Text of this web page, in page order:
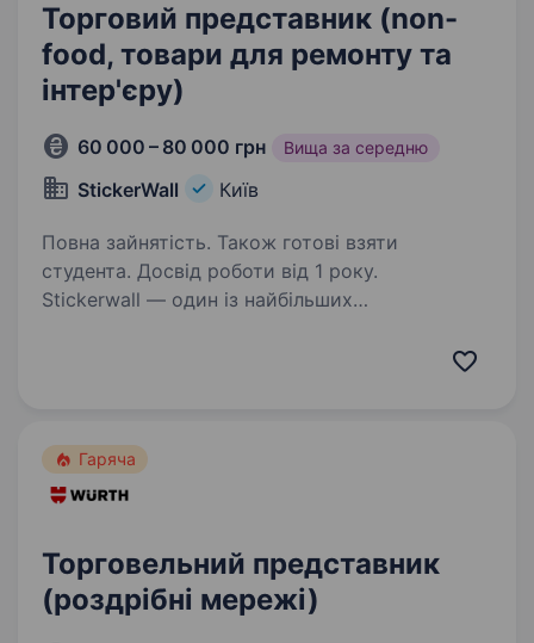
Торговий представник (non-
food, товари для ремонту та
інтер'єру)
60 000 – 80 000 грн Вища за середню
StickerWall Київ
Повна зайнятість. Також готові взяти
студента. Досвід роботи від 1 року.
Stickerwall — один із найбільших
в Україні. Ми спеціалізуємося на продажу 3D-
рішень для…
Гаряча
Торговельний представник
(роздрібні мережі)